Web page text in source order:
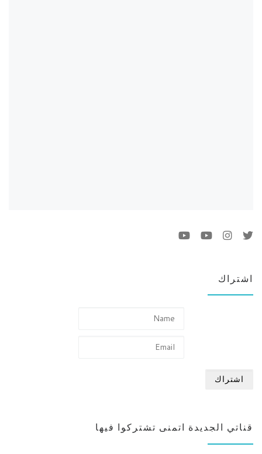
اشتراك
قناتي الجديدة اتمنى تشتركوا فيها